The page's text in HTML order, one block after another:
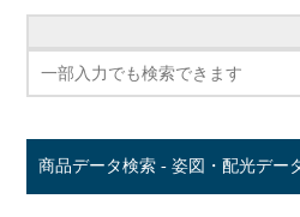
商品データ検索 - 姿図・配光デー